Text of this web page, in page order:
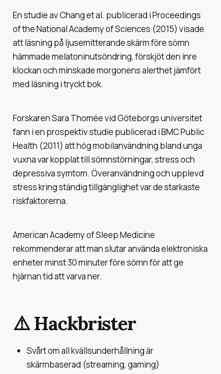
En studie av Chang et al. publicerad iProceedings
of the National Academy of Sciences (2015) visade
att läsning på ljusemitterande skärm före sömn
hämmade melatoninutsöndring, förskjöt den inre
klockan och minskade morgonens alerthet jämfört
med läsning i tryckt bok.
Forskaren Sara Thomée vid Göteborgs universitet
fann i en prospektiv studie publicerad iBMC Public
Health (2011) att hög mobilanvändning bland unga
vuxna var kopplat till sömnstörningar, stress och
depressiva symtom. Överanvändning och upplevd
stress kring ständig tillgänglighet var de starkaste
riskfaktorerna.
American Academy of Sleep Medicine
rekommenderar att man slutar använda elektroniska
enheter minst 30 minuter före sömn för att ge
hjärnan tid att varva ner.
⚠️ Hackbrister
Svårt om all kvällsunderhållning är
skärmbaserad (streaming, gaming)